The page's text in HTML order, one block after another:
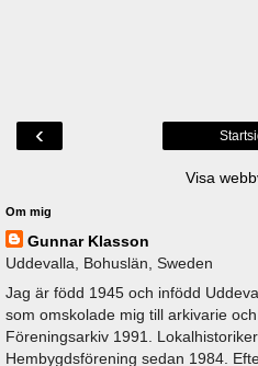
‹
Visa
Om mig
Gunnar Klasson
Uddevalla, Bohuslän, Sweden
Jag är född 1945 och infödd
som omskolade mig till arkivarie
Föreningsarkiv 1991.
Hembygdsförening sedan 1984.